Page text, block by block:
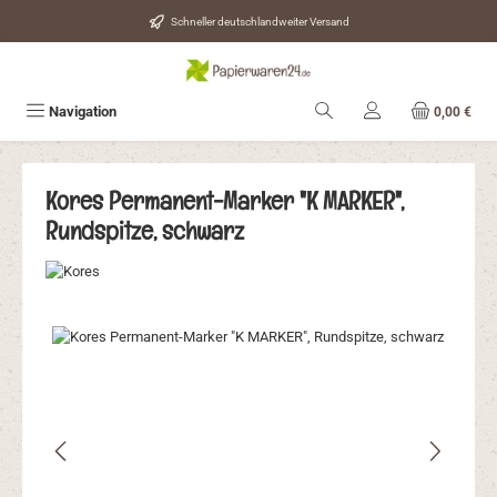
Zum Hauptinhalt springen Schneller deutschlandweiter Versand
Navigation 0,00 €
Kores Permanent-Marker "K MARKER",
Rundspitze, schwarz
Bildergalerie überspringen